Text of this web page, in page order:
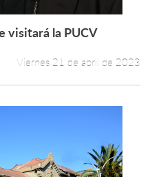
Leer más +
visitará la PUCV
Viernes 21 de abril de 2023